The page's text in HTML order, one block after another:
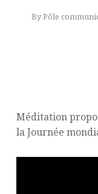
ByPôle
Méditation
la Journée